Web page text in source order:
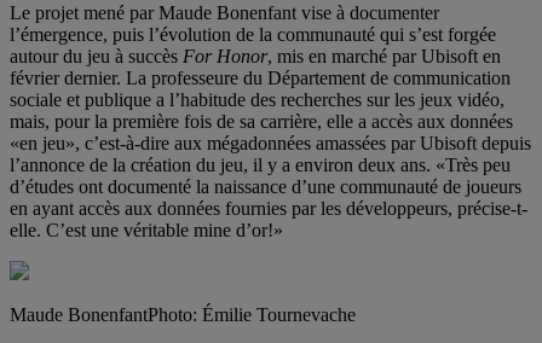
Le projet mené par Maude Bonenfant vise à documenter
l’émergence, puis l’évolution de la communauté qui s’est forgée
autour du jeu à succès For Honor, mis en marché par Ubisoft en
février dernier. La professeure du Département de communication
sociale et publique a l’habitude des recherches sur les jeux vidéo,
mais, pour la première fois de sa carrière, elle a accès aux données
«en jeu», c’est-à-dire aux mégadonnées amassées par Ubisoft depuis
l’annonce de la création du jeu, il y a environ deux ans. «Très peu
d’études ont documenté la naissance d’une communauté de joueurs
en ayant accès aux données fournies par les développeurs, précise-t-
elle. C’est une véritable mine d’or!»
Maude BonenfantPhoto: Émilie Tournevache